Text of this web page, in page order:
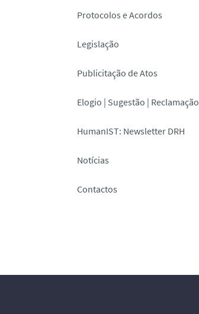
Protocolos e Acordos
Legislação
Publicitação de Atos
Elogio | Sugestão | Reclamação
HumanIST: Newsletter DRH
Notícias
Contactos